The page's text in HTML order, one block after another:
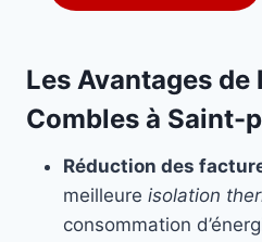
Les Avantages de
Combles à Saint-
Réduction des
meilleure isolation
consommation